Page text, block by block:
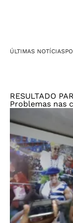
ÚLTIMAS NOTÍCIAS
RESULTADO
Problemas nas